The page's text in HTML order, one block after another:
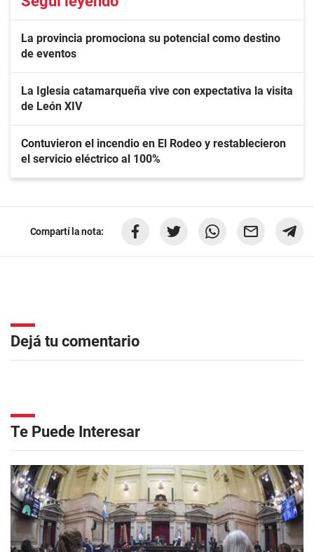
La provincia promociona su potencial como destino
de eventos
La Iglesia catamarqueña vive con expectativa la visita
de León XIV
Contuvieron el incendio en El Rodeo y restablecieron
el servicio eléctrico al 100%
Compartí la nota:
Dejá tu comentario
Te Puede Interesar